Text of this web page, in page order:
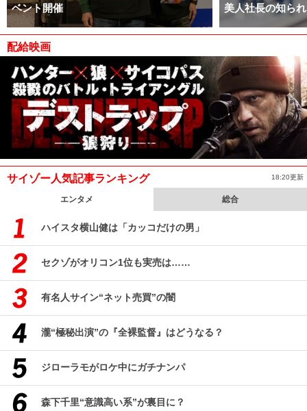
ベント開催
美人社長の知ら
配給映画
サイゾー人気記事ランキング 18:20更新
エンタメ 総合
ハイスタ横山健は「カッコだけの男」
セクゾがオリコン1位も実売は……
有名人サイン“ネット売買”の闇
瀧“極秘出演”の『全裸監督』はどうなる？
ジローラモがロケ中にガチナンパ
森下千里“意識高い系”が裏目に？